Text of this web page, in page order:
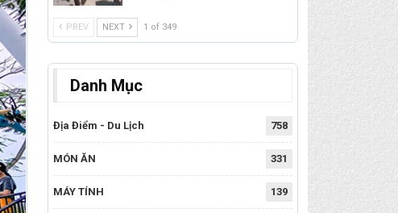
PREV NEXT 1 of 349
Danh Mục
Địa Điểm - Du Lịch 758
MÓN ĂN 331
MÁY TÍNH 139